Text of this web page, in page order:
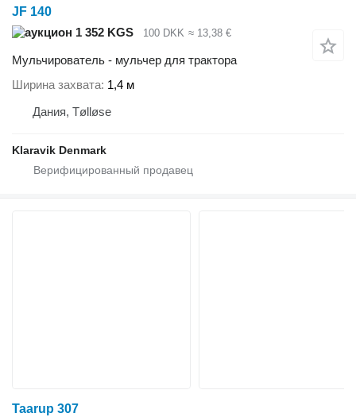
JF 140
1 352 KGS
100 DKK ≈ 13,38 €
Мульчирователь - мульчер для трактора
Ширина захвата 1,4 м
Дания, Tølløse
Klaravik Denmark
Taarup 307